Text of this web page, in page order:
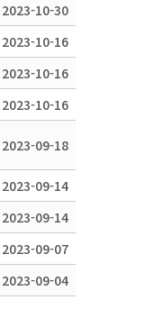
2023-10-30
2023-10-16
2023-10-16
2023-10-16
2023-09-18
2023-09-14
2023-09-14
2023-09-07
2023-09-04